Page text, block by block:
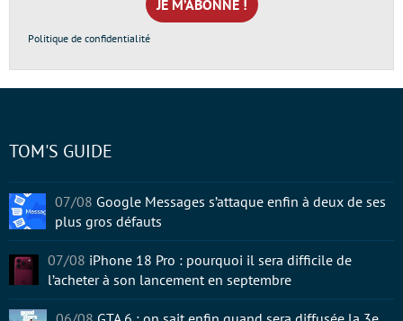
*
Politique de confidentialité
TOM'S GUIDE
07/08 Google Messages s’attaque enfin à deux de ses
plus gros défauts
07/08 iPhone 18 Pro : pourquoi il sera difficile de
l’acheter à son lancement en septembre